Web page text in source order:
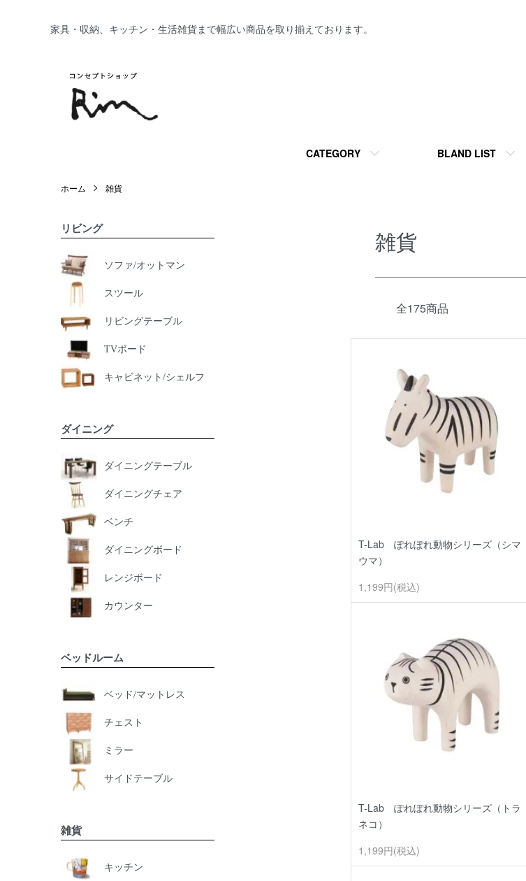
家具・収納、キッチン・生活雑貨まで幅広い商品を取り揃えております。
CATEGORY BLAND LIST
ホーム 雑貨
雑貨
全175商品
T-Lab ぽれぽれ動物シリーズ（シマ
ウマ）
1,199円(税込)
T-Lab ぽれぽれ動物シリーズ（トラ
ネコ）
1,199円(税込)
リビング
ソファ/オットマン
スツール
リビングテーブル
TVボード
キャビネット/シェルフ
ダイニング
ダイニングテーブル
ダイニングチェア
ベンチ
ダイニングボード
レンジボード
カウンター
ベッドルーム
ベッド/マットレス
チェスト
ミラー
サイドテーブル
雑貨
キッチン